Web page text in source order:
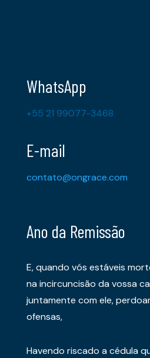
WhatsApp
+55 21 99077-3468
E-mail
contato@ongrace.com
Ano da Remissão
E, quando vós estáveis
na incircuncisão da vossa
juntamente com ele,
ofensas,
Havendo riscado a cédula